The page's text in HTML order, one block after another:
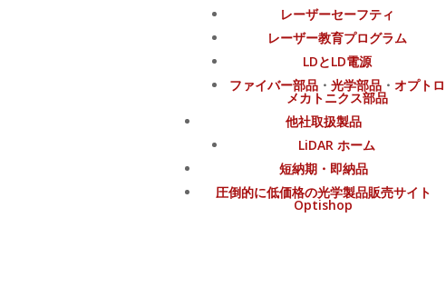
レーザーセーフティ
レーザー教育プログラム
LDとLD電源
ファイバー部品・ 光学部品・ オプトロ
メカトニクス部品
他社取扱製品
LiDAR ホーム
短納期・即納品
圧倒的に低価格の光学製品販売サイト
Optishop